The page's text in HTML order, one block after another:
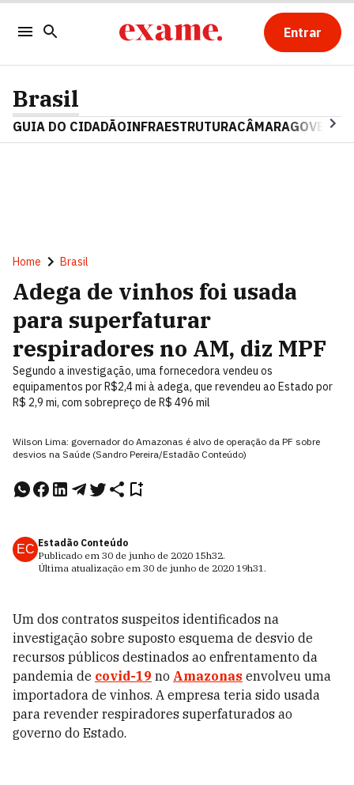
Entrar
Brasil
GUIA DO CIDADÃOINFRAESTRUTURACÂMARAGOVERNO
Home Brasil
Adega de vinhos foi usada
para superfaturar
respiradores no AM, diz MPF
Segundo a investigação, uma fornecedora vendeu os
equipamentos por R$2,4 mi à adega, que revendeu ao Estado por
R$ 2,9 mi, com sobrepreço de R$ 496 mil
Wilson Lima: governador do Amazonas é alvo de operação da PF sobre
desvios na Saúde (Sandro Pereira/Estadão Conteúdo)
EC Estadão Conteúdo
Publicado em 30 de junho de 2020 15h32.
Última atualização em 30 de junho de 2020 19h31.
Um dos contratos suspeitos identificados na
investigação sobre suposto esquema de desvio de
recursos públicos destinados ao enfrentamento da
pandemia de covid-19 no Amazonas envolveu uma
importadora de vinhos. A empresa teria sido usada
para revender respiradores superfaturados ao
governo do Estado.